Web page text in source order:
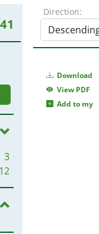
41
3
12
Direction:
Download
View PDF
Add to my